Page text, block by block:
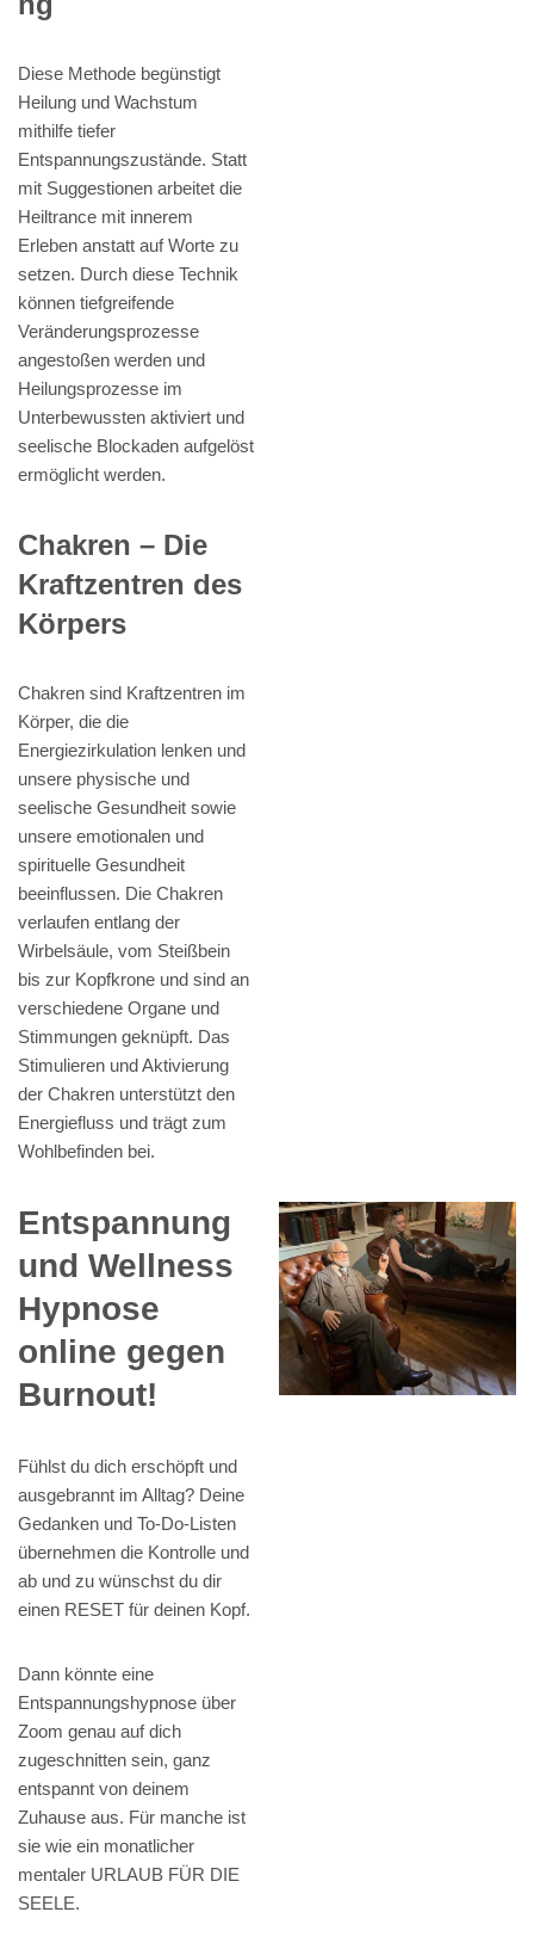
Diese Methode begünstigt
Heilung und Wachstum
mithilfe tiefer
Entspannungszustände. Statt
mit Suggestionen arbeitet die
Heiltrance mit innerem
Erleben anstatt auf Worte zu
setzen. Durch diese Technik
können tiefgreifende
Veränderungsprozesse
angestoßen werden und
Heilungsprozesse im
Unterbewussten aktiviert und
seelische Blockaden aufgelöst
ermöglicht werden.
Chakren – Die
Kraftzentren des
Körpers
Chakren sind Kraftzentren im
Körper, die die
Energiezirkulation lenken und
unsere physische und
seelische Gesundheit sowie
unsere emotionalen und
spirituelle Gesundheit
beeinflussen. Die Chakren
verlaufen entlang der
Wirbelsäule, vom Steißbein
bis zur Kopfkrone und sind an
verschiedene Organe und
Stimmungen geknüpft. Das
Stimulieren und Aktivierung
der Chakren unterstützt den
Energiefluss und trägt zum
Wohlbefinden bei.
Entspannung
und Wellness
Hypnose
online gegen
Burnout!
Fühlst du dich erschöpft und
ausgebrannt im Alltag? Deine
Gedanken und To-Do-Listen
übernehmen die Kontrolle und
ab und zu wünschst du dir
einen RESET für deinen Kopf.
Dann könnte eine
Entspannungshypnose über
Zoom genau auf dich
zugeschnitten sein, ganz
entspannt von deinem
Zuhause aus. Für manche ist
sie wie ein monatlicher
mentaler URLAUB FÜR DIE
SEELE.